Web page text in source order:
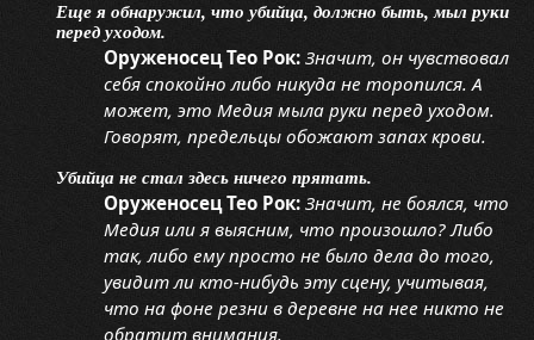
Еще я обнаружил, что убийца, должно быть, мыл руки
перед уходом.
Оруженосец Тео Рок: Значит, он чувствовал
себя спокойно либо никуда не торопился. А
может, это Медия мыла руки перед уходом.
Говорят, предельцы обожают запах крови.
Убийца не стал здесь ничего прятать.
Оруженосец Тео Рок: Значит, не боялся, что
Медия или я выясним, что произошло? Либо
так, либо ему просто не было дела до того,
увидит ли кто-нибудь эту сцену, учитывая,
что на фоне резни в деревне на нее никто не
обратит внимания.